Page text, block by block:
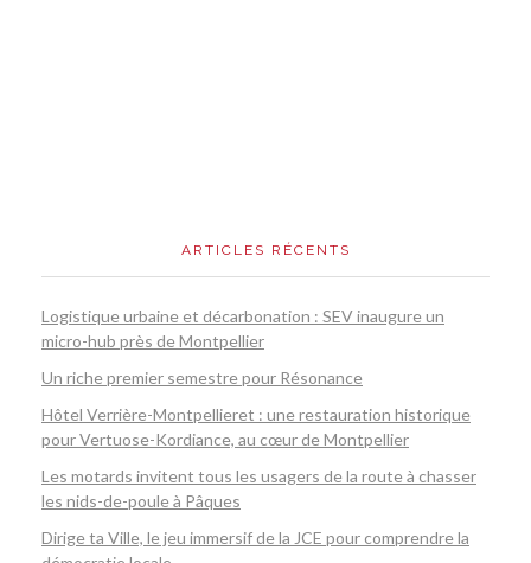
ARTICLES RÉCENTS
Logistique urbaine et décarbonation : SEV inaugure un
micro-hub près de Montpellier
Un riche premier semestre pour Résonance
Hôtel Verrière-Montpellieret : une restauration historique
pour Vertuose-Kordiance, au cœur de Montpellier
Les motards invitent tous les usagers de la route à chasser
les nids-de-poule à Pâques
Dirige ta Ville, le jeu immersif de la JCE pour comprendre la